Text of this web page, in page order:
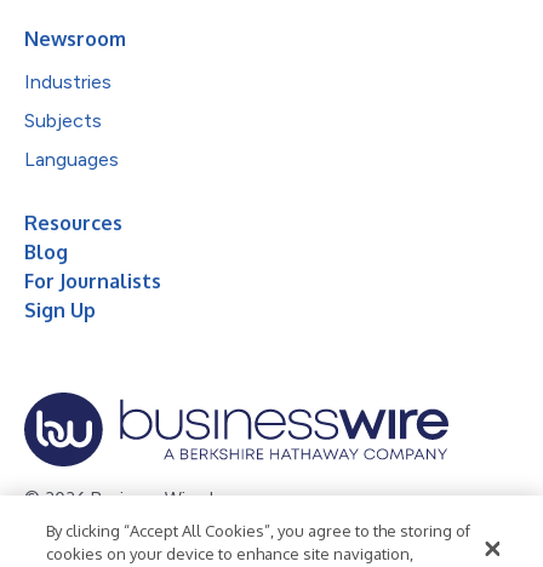
Newsroom
Industries
Subjects
Languages
Resources
Blog
For Journalists
Sign Up
© 2026 Business Wire, Inc.
Privacy Policy Cookie Policy Accessibility Statement
By clicking “Accept All Cookies”, you agree to the storing of
cookies on your device to enhance site navigation,